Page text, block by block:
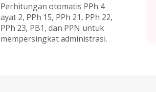
Perhitungan otomatis PPh 4
ayat 2, PPh 15, PPh 21, PPh 22,
PPh 23, PB1, dan PPN untuk
mempersingkat administrasi.